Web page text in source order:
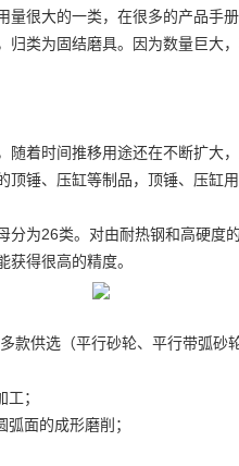
很大的一类，在很多的产品手
类为固结磨具。因为数量巨大
着时间推移用途还在不断扩大，
锤、压缸等制品，顶锤、压缸
为26类。对由耐热钢和高硬度
得很高的精度。
款供选（平行砂轮、平行带弧砂
；
面的成形磨削；